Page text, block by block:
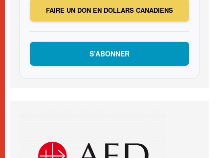
FAIRE UN DON EN DOLLARS CANADIENS
S’ABONNER